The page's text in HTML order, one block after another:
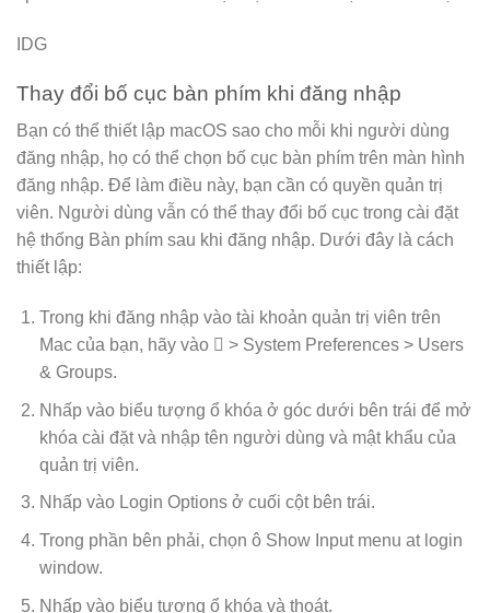
IDG
Thay đổi bố cục bàn phím khi đăng nhập
Bạn có thể thiết lập macOS sao cho mỗi khi người dùng
đăng nhập, họ có thể chọn bố cục bàn phím trên màn hình
đăng nhập. Để làm điều này, bạn cần có quyền quản trị
viên. Người dùng vẫn có thể thay đổi bố cục trong cài đặt
hệ thống Bàn phím sau khi đăng nhập. Dưới đây là cách
thiết lập:
Trong khi đăng nhập vào tài khoản quản trị viên trên
Mac của bạn, hãy vào  > System Preferences > Users
& Groups.
Nhấp vào biểu tượng ổ khóa ở góc dưới bên trái để mở
khóa cài đặt và nhập tên người dùng và mật khẩu của
quản trị viên.
Nhấp vào Login Options ở cuối cột bên trái.
Trong phần bên phải, chọn ô Show Input menu at login
window.
Nhấp vào biểu tượng ổ khóa và thoát.